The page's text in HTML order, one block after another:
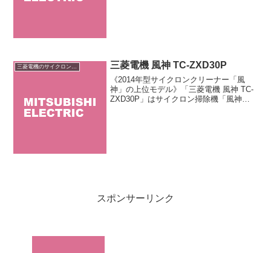
三菱電機のサイクロン掃除機 三菱電機 風神 TC-ZXD30P
《2014年型サイクロンクリーナー「風
神」の上位モデル》「三菱電機 風神 TC-
ZXD30P」はサイクロン掃除機「風神」
スポンサーリンク